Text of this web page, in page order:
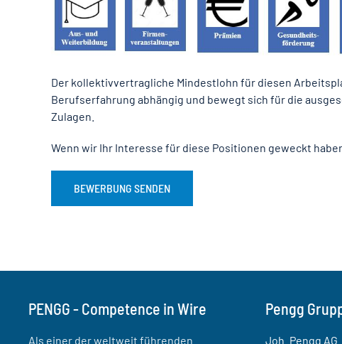
Der kollektivvertragliche Mindestlohn für diesen
Berufserfahrung abhängig und bewegt sich für die
Zulagen.
Wenn wir Ihr Interesse für diese Positionen geweckt
BEWERBUNG SENDEN
PENGG - Competence in Wire
Als einer der weltweit führenden
Pengg
Joh. Pengg AG